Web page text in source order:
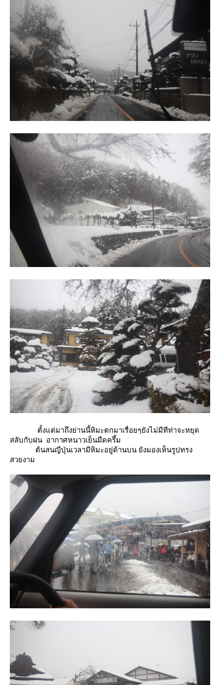
ตั้งแต่มาถึงย่านนี้หิมะตกมาเรื่อยๆยังไม่มีทีท่าจะหยุด
สลับกับฝน อากาศหนาวเย็นมืดครึ้ม
ต้นสนญีปุ่นเวลามีหิมะอยู่ด้านบน ยังมองเห็นรูปทรง
สวยงาม